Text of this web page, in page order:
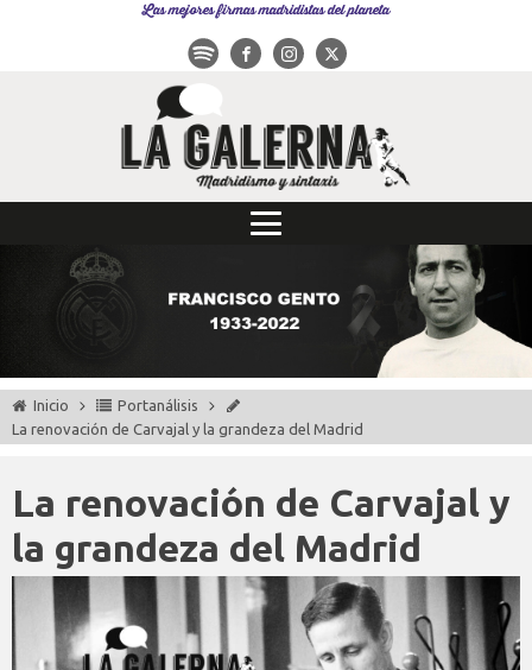
Las mejores firmas madridistas del planeta
Inicio
Portanálisis
La renovación de Carvajal y la grandeza del Madrid
La renovación de Carvajal y
la grandeza del Madrid